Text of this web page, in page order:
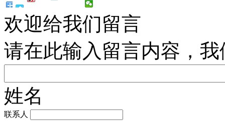
欢迎给我们留言
请在此输入留言内容，
姓名
联系人